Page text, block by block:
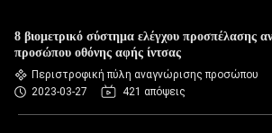
8 βιομετρικό σύστημα ελέγχου προσπέλασης
προσώπου οθόνης αφής ίντσας
Περιστροφική πύλη αναγνώρισης προσώπου
2023-03-27
421 απόψεις